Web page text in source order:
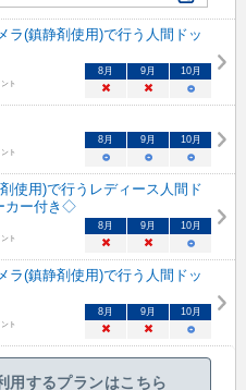
ラ(鎮静剤使用)で行う人間ドッ
ト
8 月 9 月 10月
× × ○
ト
8 月 9 月 10月
○ ○ ○
使用)で行うレディース人間ド
カー付き◇
ト
8 月 9 月 10月
× × ○
ラ(鎮静剤使用)で行う人間ドッ
ト
8 月 9 月 10月
× × ○
用するプランはこちら